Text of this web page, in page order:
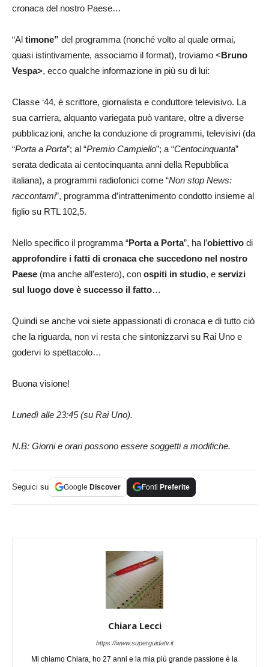
cronaca del nostro Paese…
“Al timone” del programma (nonché volto al quale ormai,
quasi istintivamente, associamo il format), troviamo <Bruno
Vespa>, ecco qualche informazione in più su di lui:
Classe ‘44, è scrittore, giornalista e conduttore televisivo. La
sua carriera, alquanto variegata può vantare, oltre a diverse
pubblicazioni, anche la conduzione di programmi, televisivi (da
“Porta a Porta”; al “Premio Campiello”; a “Centocinquanta”
serata dedicata ai centocinquanta anni della Repubblica
italiana), a programmi radiofonici come “Non stop News:
raccontami”, programma d’intrattenimento condotto insieme al
figlio su RTL 102,5.
Nello specifico il programma “Porta a Porta”, ha l’obiettivo di
approfondire i fatti di cronaca che succedono nel nostro
Paese (ma anche all’estero), con ospiti in studio, e servizi
sul luogo dove è successo il fatto…
Quindi se anche voi siete appassionati di cronaca e di tutto ciò
che la riguarda, non vi resta che sintonizzarvi su Rai Uno e
godervi lo spettacolo…
Buona visione!
Lunedì alle 23:45 (su Rai Uno).
N.B: Giorni e orari possono essere soggetti a modifiche.
Seguici su Google Discover Fonti Preferite
Chiara Lecci
https://www.superguidatv.it
Mi chiamo Chiara, ho 27 anni e la mia più grande passione è la